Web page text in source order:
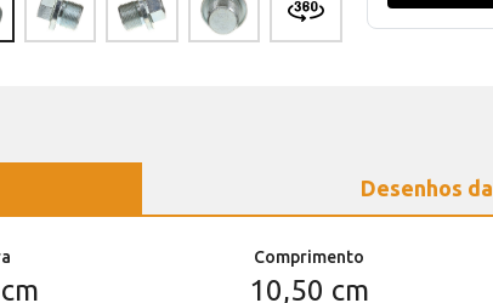
Desenhos
Comprimento
10,50 cm